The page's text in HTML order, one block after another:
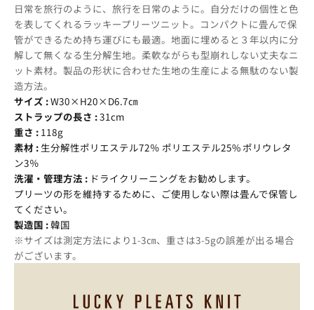
日常を旅行のように、旅行を日常のように。自分だけの個性と色
を表してくれるラッキープリーツニット。コンパクトに畳んで保
管ができるため持ち運びにも最適。地面に埋めると３年以内に分
解して無くなる生分解生地。柔軟ながらも型崩れしない丈夫なニ
ット素材。製品の形状に合わせた生地の生産による無駄のない製
造方法。
サイズ :W30×H20×D6.7㎝
ストラップの長さ :31cm
重さ : 118g
素材 : 生分解性ポリエステル72％ ポリエステル25% ポリウレタ
ン3％
洗濯・管理方法 : ドライクリーニングをお勧めします。
プリーツの形を維持するために、ご使用しない際は畳んで保管し
てください。
製造国 :韓国
※サイズは測定方法により1-3㎝、重さは3-5gの誤差が出る場合
がございます。